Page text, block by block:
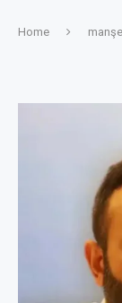
Home